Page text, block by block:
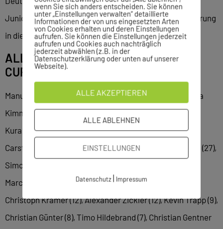
JuniorCup-Teilnehmer ist, der zwischenzeitlich den Sprung
in die deutsche Nationalmannschaft geschafft hat.
ALLE NATIONALSPIELER MIT JUNIOR
CUP-VERGANGENHEIT
Manuel Neuer (117 Länderspiele), Mesut Özil (92), Joshua
Kimmich (82), Sami Khedira (77), Leroy Sané (59), Kevin
Kuranyi (52), Benedict Höwedes (44), Tim Borowski (33),
Carsten Jancker (33), Sebastian Rudy (29), Thilo Kehrer (27),
Simon Rolfes (26), David Odonkor (16), Lars Ricken (16),
Marcel Schmelzer (16), Max Kruse (14), Serdar Tasci (14),
Christoph Kramer (12), Alexander Zickler (12), Kevin Trapp (9),
Christian Günter (8), Timo Hildebrand (7), Christian Gentner
wenn Sie sich anders entscheiden. Sie können
unter „Einstellungen verwalten“ detaillierte
Informationen der von uns eingesetzten Arten
von Cookies erhalten und deren Einstellungen
aufrufen. Sie können die Einstellungen jederzeit
aufrufen und Cookies auch nachträglich
jederzeit abwählen (z.B. in der
Datenschutzerklärung oder unten auf unserer
Webseite).
ALLE AKZEPTIEREN
ALLE ABLEHNEN
EINSTELLUNGEN
Datenschutz| Impressum